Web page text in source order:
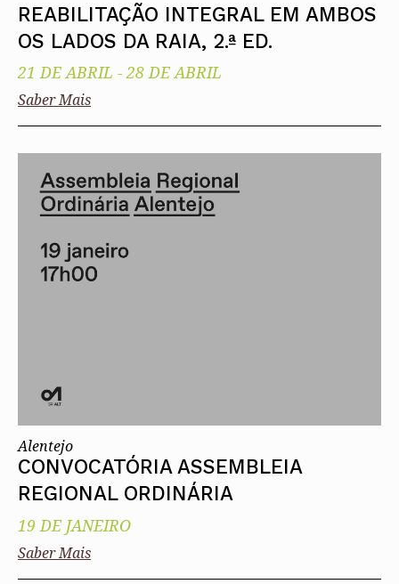
REABILITAÇÃO INTEGRAL EM AMBOS
OS LADOS DA RAIA, 2.ª ED.
21 DE ABRIL -28 DE ABRIL
Saber Mais
Alentejo
CONVOCATÓRIA ASSEMBLEIA
REGIONAL ORDINÁRIA
19 DE JANEIRO
Saber Mais